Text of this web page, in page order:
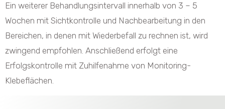
Ein weiterer Behandlungsintervall innerhalb von 3 – 5
Wochen mit Sichtkontrolle und Nachbearbeitung in den
Bereichen, in denen mit Wiederbefall zu rechnen ist, wird
zwingend empfohlen. Anschließend erfolgt eine
Erfolgskontrolle mit Zuhilfenahme von Monitoring-
Klebeflächen.